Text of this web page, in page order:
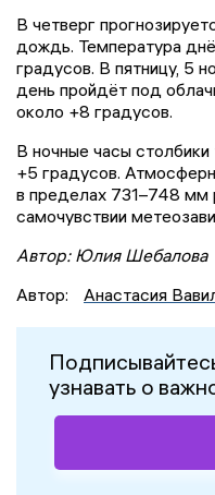
В четверг
дождь. Температура
градусов. В пятницу, 5
день пройдёт под
около +8 градусов.
В ночные часы
+5 градусов.
в пределах 731–748 мм
самочувствии
Автор: Юлия Шебалова
Автор:
Анастасия
узнавать о